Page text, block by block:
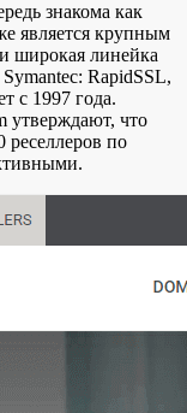
знакома как
является крупным
широкая линейка
RapidSSL,
с 1997 года.
утверждают, что
реселлеров по